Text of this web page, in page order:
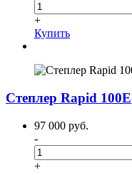
+
Купить
Степлер Rapid 100E
97 000 руб.
-
+